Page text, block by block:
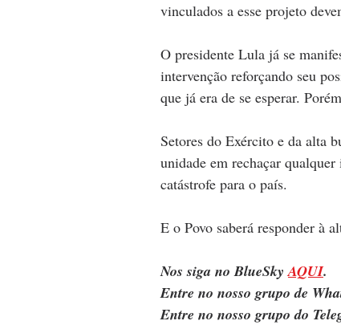
vinculados a esse projeto
O presidente Lula já se
intervenção reforçando seu
que já era de se esperar.
Setores do Exército e da alta
unidade em rechaçar
catástrofe para o país.
E o Povo saberá responder à
Nos siga no BlueSky AQUI.
Entre no nosso grupo de
Entre no nosso grupo do